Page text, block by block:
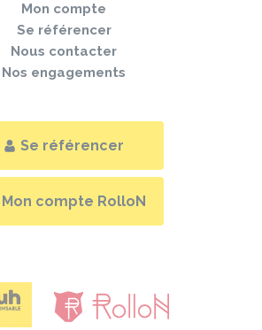
Mon compte
Se référencer
Nous contacter
Nos engagements
Se référencer
Mon compte RolloN